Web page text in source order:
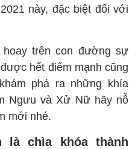
này, đặc biệt đối với
trên con đường sự
hết điểm mạnh cũng
phá ra những khía
Ngưu và Xử Nữ hãy nỗ
mới nhé.
là chìa khóa thành